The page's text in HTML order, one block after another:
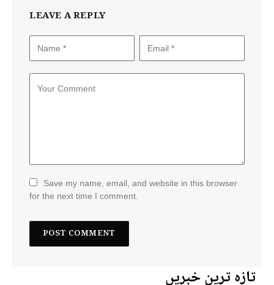
LEAVE A REPLY
Save my name, email, and website in this browser
for the next time I comment.
تازہ ترین خبریں